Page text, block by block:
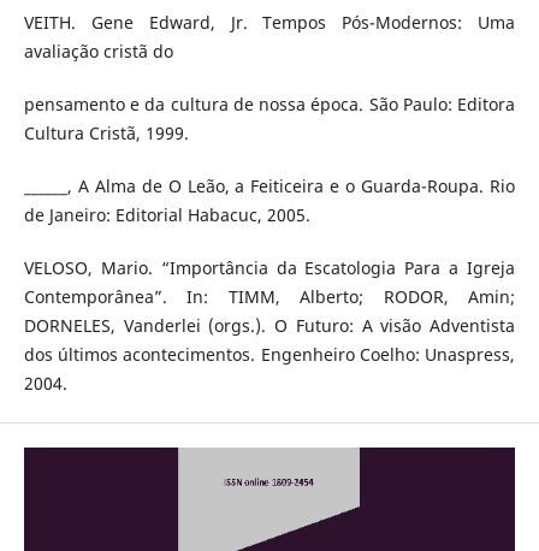
VEITH. Gene Edward, Jr. Tempos Pós-Modernos: Uma
avaliação cristã do
pensamento e da cultura de nossa época. São Paulo: Editora
Cultura Cristã, 1999.
______, A Alma de O Leão, a Feiticeira e o Guarda-Roupa. Rio
de Janeiro: Editorial Habacuc, 2005.
VELOSO, Mario. “Importância da Escatologia Para a Igreja
Contemporânea”. In: TIMM, Alberto; RODOR, Amin;
DORNELES, Vanderlei (orgs.). O Futuro: A visão Adventista
dos últimos acontecimentos. Engenheiro Coelho: Unaspress,
2004.